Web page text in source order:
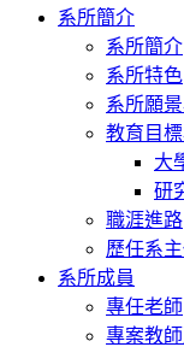
系所簡介
系所簡介
系所特色
系所願
教育目
大
研
職涯進路
歷任系
系所成員
專任老師
專案教